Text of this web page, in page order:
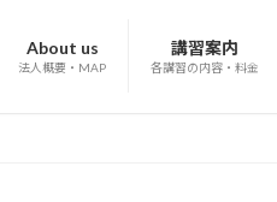
About us
法人概要・MAP
講習案内
各講習の内容・料金